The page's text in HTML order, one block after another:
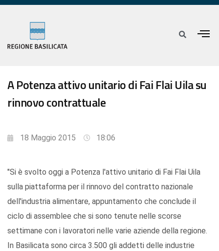
A Potenza attivo unitario di Fai Flai Uila su
rinnovo contrattuale
18 Maggio 2015 18:06
"Si è svolto oggi a Potenza l'attivo unitario di Fai Flai Uila
sulla piattaforma per il rinnovo del contratto nazionale
dell'industria alimentare, appuntamento che conclude il
ciclo di assemblee che si sono tenute nelle scorse
settimane con i lavoratori nelle varie aziende della regione.
In Basilicata sono circa 3.500 gli addetti delle industrie